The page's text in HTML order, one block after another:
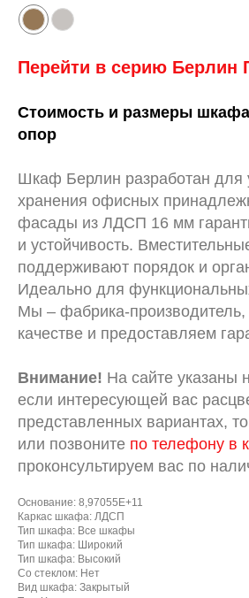
Перейти в серию Берлин
Стоимость и размеры
опор
Шкаф Берлин разработан для
хранения офисных
фасады из ЛДСП 16 мм
и устойчивость.
поддерживают порядок и
Идеально для
Мы – фабрика-
качестве и предоставляем
Внимание! На сайте указаны
если интересующей вас
представленных вариантах, то
или позвоните по телефону в
проконсультируем вас по
Основание: 8,97055E+11
Каркас шкафа: ЛДСП
Тип шкафа: Все шкафы
Тип шкафа: Широкий
Тип шкафа: Высокий
Со стеклом: Нет
Вид шкафа: Закрытый